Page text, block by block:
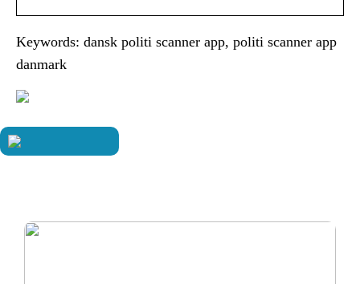
Keywords: dansk politi scanner app, politi scanner app
danmark